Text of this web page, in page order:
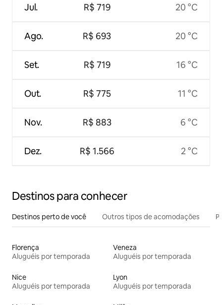
Jul.
Ago.
Set.
Out.
Nov.
Dez.
R$ 719
R$ 693
R$ 719
R$ 775
R$ 883
R$ 1.566
20 °C
20 °C
16 °C
11 °C
6 °C
2 °C
Destinos para conhecer
Destinos perto de você Outros tipos de acomodações
Florença
Aluguéis por temporada
Veneza
Aluguéis por temporada
Nice
Aluguéis por temporada
Lyon
Aluguéis por temporada